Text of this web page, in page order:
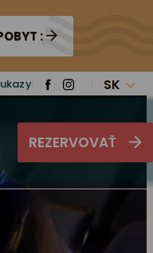
:
SK
REZERVOVAŤ